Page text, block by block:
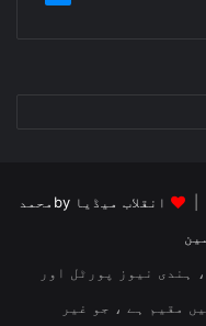
انقلاب میڈیا byمحمد
ہندی نیوز پورٹل اور
مقیم ہے ، جو غیر